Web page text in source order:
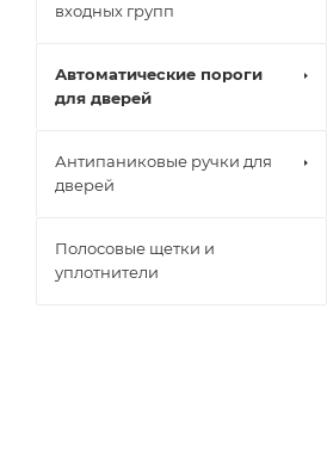
входных групп
Автоматические пороги
для дверей
Антипаниковые ручки для
дверей
Полосовые щетки и
уплотнители